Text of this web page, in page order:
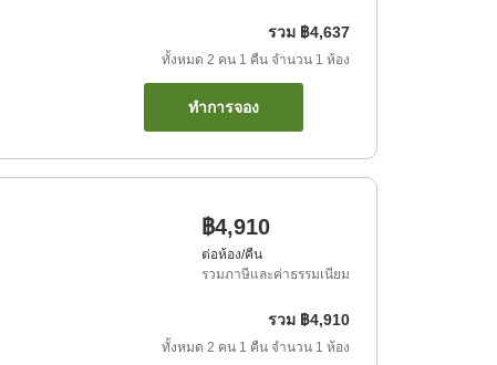
รวม ฿4,637
ทั้งหมด 2 คน 1 คืน จำนวน 1 ห้อง
ทำการจอง
฿4,910
ต่อห้อง/คืน
รวมภาษีและค่าธรรมเนียม
รวม ฿4,910
ทั้งหมด 2 คน 1 คืน จำนวน 1 ห้อง